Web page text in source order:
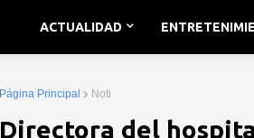
ACTUALIDAD
Página Principal Noti
Directora del